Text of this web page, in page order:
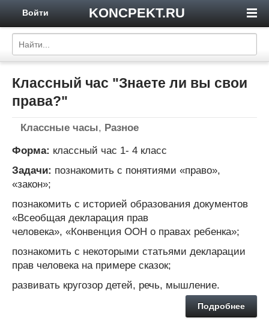
KONCPEKT.RU
Войти
Классный час "Знаете ли вы свои
права?"
Классные часы, Разное
Форма: классный час 1- 4 класс
Задачи: познакомить с понятиями «право»,
«закон»;
познакомить с историей образования документов
«Всеобщая декларация прав
человека», «Конвенция ООН о правах ребенка»;
познакомить с некоторыми статьями декларации
прав человека на примере сказок;
развивать кругозор детей, речь, мышление.
Подробнее